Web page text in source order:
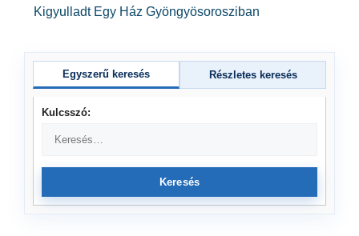
Kigyulladt Egy Ház Gyöngyösorosziban
Egyszerű keresés Részletes keresés
Kulcsszó:
Keresés